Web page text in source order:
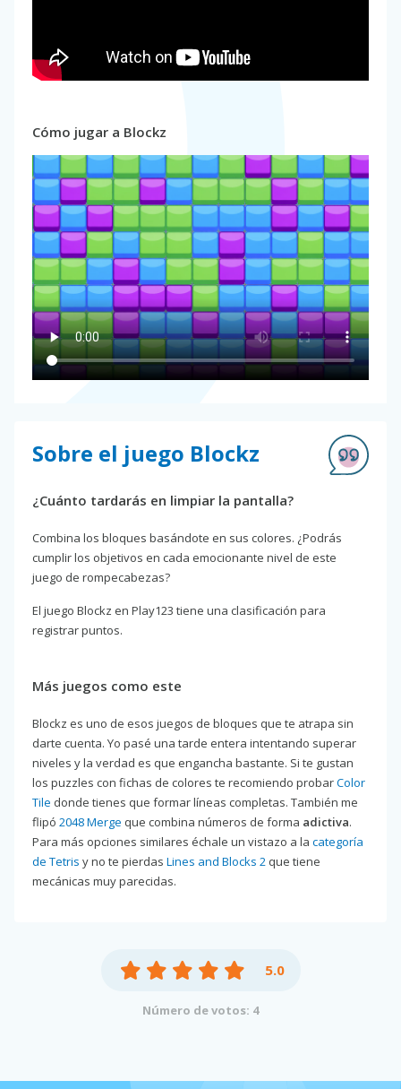
Cómo jugar a Blockz
Sobre el juego Blockz
¿Cuánto tardarás en limpiar la pantalla?
Combina los bloques basándote en sus colores. ¿Podrás
cumplir los objetivos en cada emocionante nivel de este
juego de rompecabezas?
El juego Blockz en Play123 tiene una clasificación para
registrar puntos.
Más juegos como este
Blockz es uno de esos juegos de bloques que te atrapa sin
darte cuenta. Yo pasé una tarde entera intentando superar
niveles y la verdad es que engancha bastante. Si te gustan
los puzzles con fichas de colores te recomiendo probarColor
Tile donde tienes que formar líneas completas. También me
flipó 2048 Merge que combina números de forma adictiva.
Para más opciones similares échale un vistazo a la categoría
de Tetris y no te pierdas Lines and Blocks 2 que tiene
mecánicas muy parecidas.
5.0
Número de votos: 4